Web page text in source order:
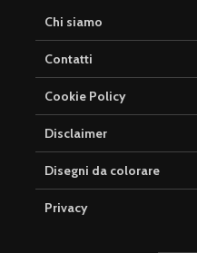
Chi siamo
Contatti
Cookie Policy
Disclaimer
Disegni da colorare
Privacy